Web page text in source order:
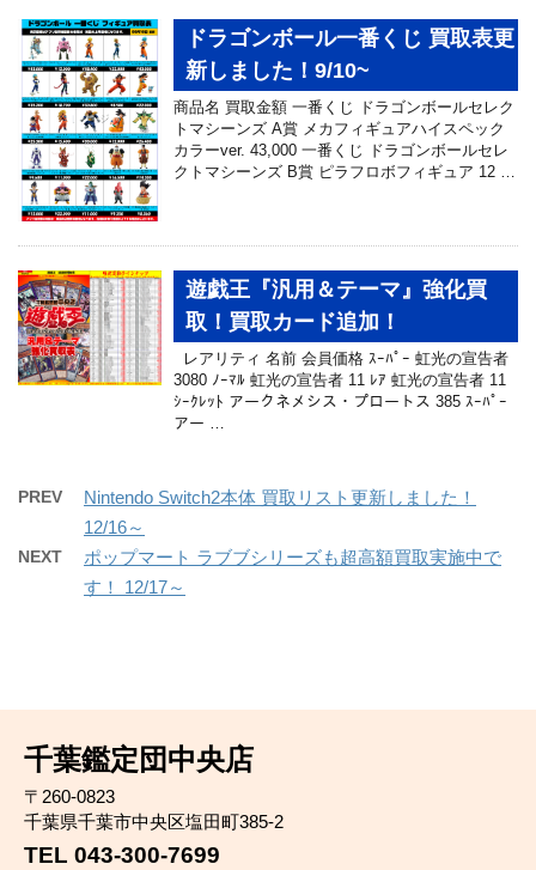
ドラゴンボール一番くじ 買取表更
新しました！9/10~
商品名 買取金額 一番くじ ドラゴンボールセレク
トマシーンズ A賞 メカフィギュアハイスペック
カラーver. 43,000 一番くじ ドラゴンボールセレ
クトマシーンズ B賞 ピラフロボフィギュア 12 …
遊戯王『汎用＆テーマ』強化買
取！買取カード追加！
レアリティ 名前 会員価格 ｽｰﾊﾟｰ 虹光の宣告者
3080 ﾉｰﾏﾙ 虹光の宣告者 11 ﾚｱ 虹光の宣告者 11
ｼｰｸﾚｯﾄ アークネメシス・プロートス 385 ｽｰﾊﾟｰ
アー …
PREV
Nintendo Switch2本体 買取リスト更新しました！
12/16～
NEXT
ポップマート ラブブシリーズも超高額買取実施中で
す！ 12/17～
千葉鑑定団中央店
〒260-0823
千葉県千葉市中央区塩田町385-2
TEL 043-300-7699